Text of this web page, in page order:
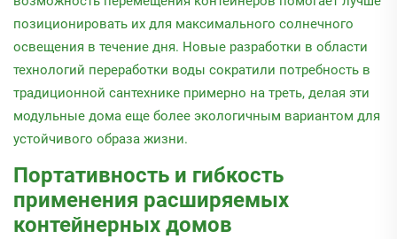
позиционировать их для максимального солнечного
освещения в течение дня. Новые разработки в области
технологий переработки воды сократили потребность в
традиционной сантехнике примерно на треть, делая эти
модульные дома еще более экологичным вариантом для
устойчивого образа жизни.
Портативность и гибкость
применения расширяемых
контейнерных домов